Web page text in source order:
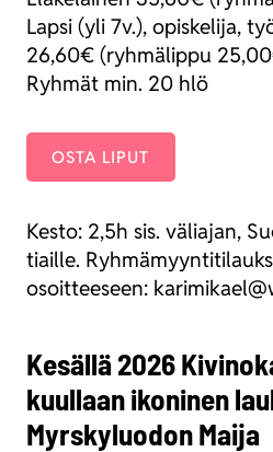
Lap­si (yli 7v.), opis­ke­li­ja,
26,60€ (ryh­mä­lip­pu
Ryh­mät min. 20 hlö
OSTA LIPUT
Kes­to: 2,5h sis. välia­jan,
tiail­le.
osoit­tee­seen:
Kesällä 2026
kuullaan ikoninen
Myrskyluodon Maija